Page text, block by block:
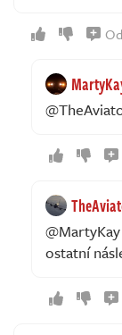
ostatní